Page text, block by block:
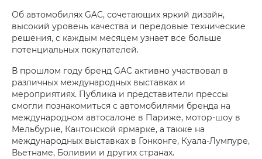
Об автомобилях GAC, сочетающих яркий дизайн,
высокий уровень качества и передовые технические
решения, с каждым месяцем узнает все больше
потенциальных покупателей.
В прошлом году бренд GAC активно участвовал в
различных международных выставках и
мероприятиях. Публика и представители прессы
смогли познакомиться с автомобилями бренда на
международном автосалоне в Париже, мотор-шоу в
Мельбурне, Кантонской ярмарке, а также на
международных выставках в Гонконге, Куала-Лумпуре,
Вьетнаме, Боливии и других странах.